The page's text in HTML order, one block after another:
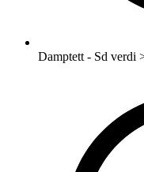
Damptett - Sd verdi